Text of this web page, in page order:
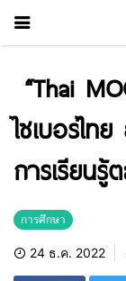
“Thai
ไซเบอร์ไท
การเรียน
การศึกษา
24 ธ.ค. 2022